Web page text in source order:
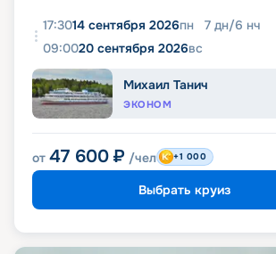
17:3014 сентября 2026пн 7 дн/6 нч
09:0020 сентября 2026вс
Михаил Танич
ЭКОНОМ
от 47 600 ₽ /чел +1 000
Выбрать круиз